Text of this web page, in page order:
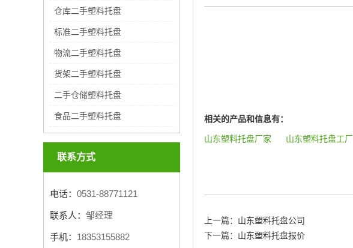
仓库二手塑料托盘
标准二手塑料托盘
物流二手塑料托盘
货架二手塑料托盘
二手仓储塑料托盘
食品二手塑料托盘
联系方式
电话： 0531-88771121
联系人： 邹经理
手机： 18353155882
相关的产品和信息有：
山东塑料托盘厂家 山东塑料托盘工厂
上一篇： 山东塑料托盘公司
下一篇： 山东塑料托盘报价